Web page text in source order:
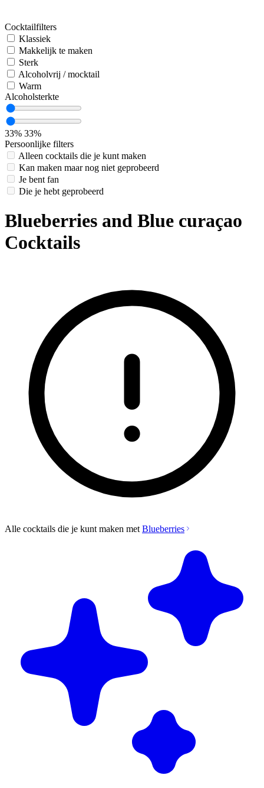
Cocktailfilters
Klassiek
Makkelijk te maken
Sterk
Alcoholvrij / mocktail
Warm
Alcoholsterkte
33% 33%
Persoonlijke filters
Alleen cocktails die je kunt maken
Kan maken maar nog niet geprobeerd
Je bent fan
Die je hebt geprobeerd
Blueberries and Blue curaçao
Cocktails
Alle cocktails die je kunt maken met Blueberries